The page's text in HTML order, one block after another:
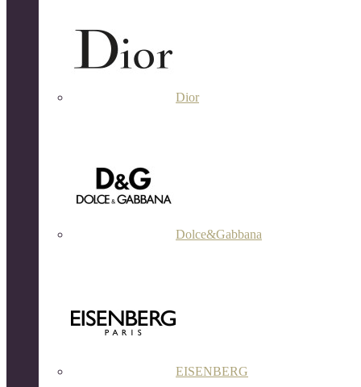
Dior
Dolce&Gabbana
EISENBERG